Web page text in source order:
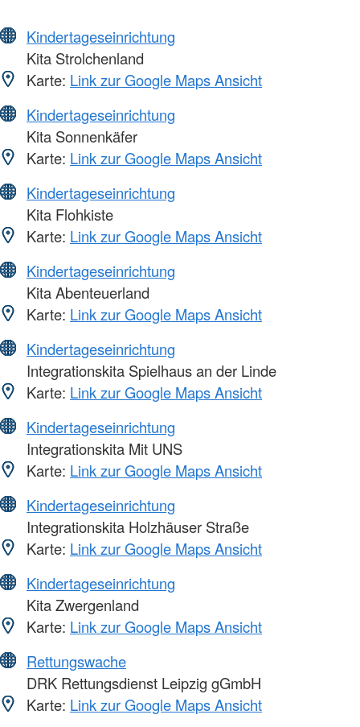
Kindertageseinrichtung
Kita Strolchenland
Karte: Link zur Google Maps Ansicht
Kindertageseinrichtung
Kita Sonnenkäfer
Karte: Link zur Google Maps Ansicht
Kindertageseinrichtung
Kita Flohkiste
Karte: Link zur Google Maps Ansicht
Kindertageseinrichtung
Kita Abenteuerland
Karte: Link zur Google Maps Ansicht
Kindertageseinrichtung
Integrationskita Spielhaus an der Linde
Karte: Link zur Google Maps Ansicht
Kindertageseinrichtung
Integrationskita Mit UNS
Karte: Link zur Google Maps Ansicht
Kindertageseinrichtung
Integrationskita Holzhäuser Straße
Karte: Link zur Google Maps Ansicht
Kindertageseinrichtung
Kita Zwergenland
Karte: Link zur Google Maps Ansicht
Rettungswache
DRK Rettungsdienst Leipzig gGmbH
Karte: Link zur Google Maps Ansicht